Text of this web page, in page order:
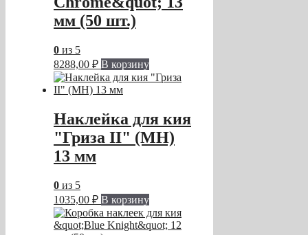
мм (50 шт.)
0 из 5
8288,00 ₽ В корзину
Наклейка для кия
"Гриза II" (MH)
13 мм
0 из 5
1035,00 ₽ В корзину